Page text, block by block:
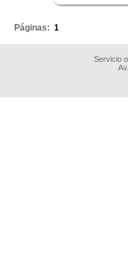
Páginas: 1
Servicio